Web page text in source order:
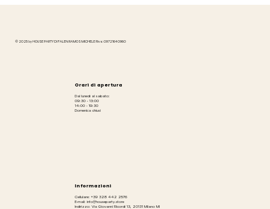
© 2025 by HOUSE PARTY DI FALEN RAMOS MICHELE P.iva: 09721640960
Orari di apertura
Dal lunedì al sabato:
09:30 - 13:00
14:00 - 19:30
Domenica chiusi
Informazioni
Cellulare: +39 328 442 2576
E-mail: info@houseparty.store
Indirizzo: Via Giovanni Ricordi 13, 20131 Milano MI